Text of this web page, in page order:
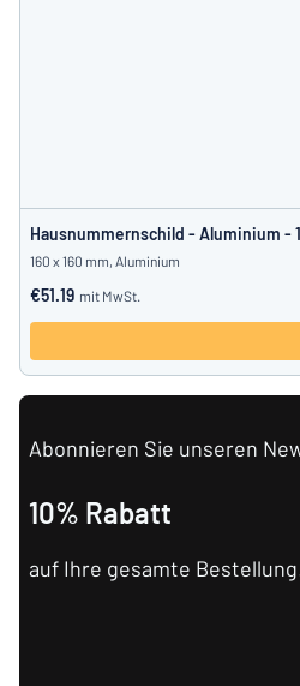
Hausnummernschild - Aluminium -
160 x 160 mm, Aluminium
€51.19 mit MwSt.
Abonnieren Sie unseren
10% Rabatt
auf Ihre gesamte